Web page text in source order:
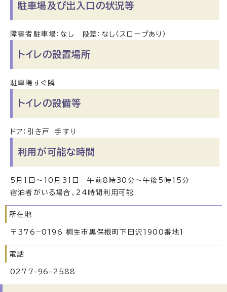
駐車場及び出入口の状況等
障害者駐車場：なし 段差：なし（スロープあり）
トイレの設置場所
駐車場すぐ隣
トイレの設備等
ドア：引き戸 手すり
利用が可能な時間
5月1日～10月31日 午前8時30分～午後5時15分
宿泊者がいる場合、24時間利用可能
所在地
〒376−0196 桐生市黒保根町下田沢1900番地1
電話
0277-96-2588